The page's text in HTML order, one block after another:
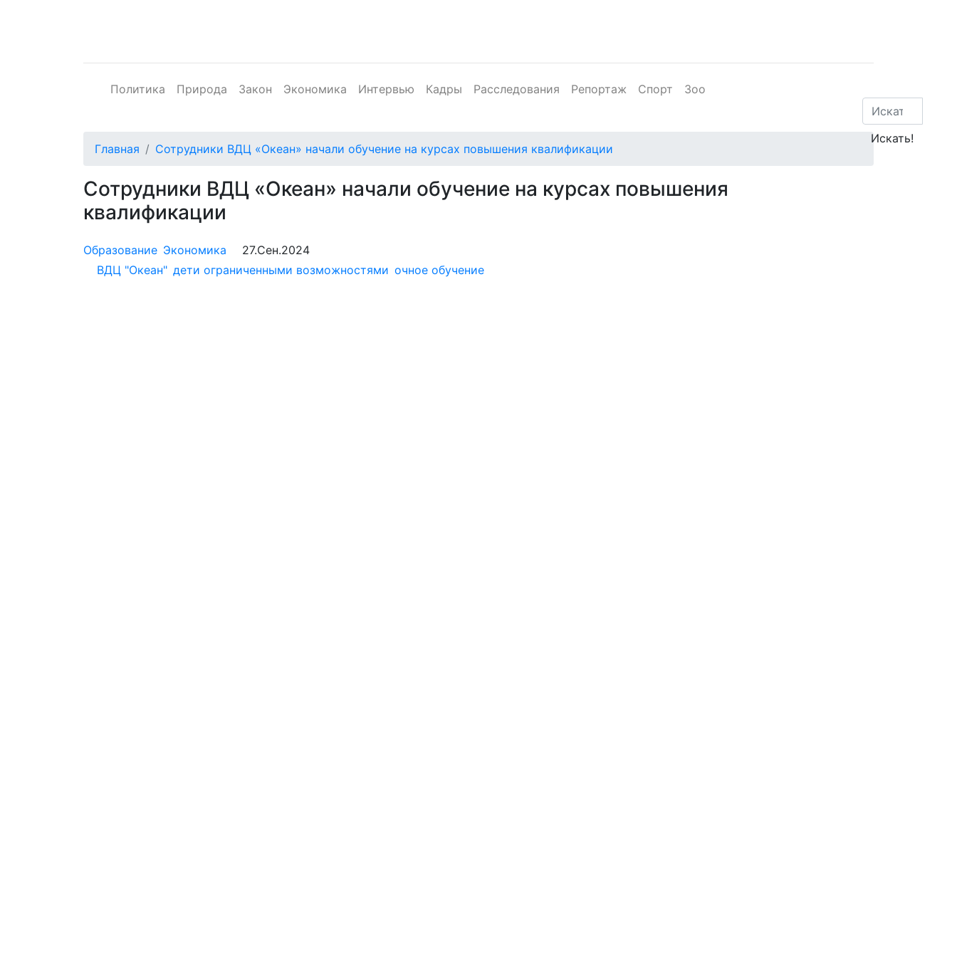
Политика Природа Закон Экономика Интервью Кадры Расследования Репортаж Спорт Зоо
Главная Сотрудники ВДЦ «Океан» начали обучение на курсах повышения квалификации
Сотрудники ВДЦ «Океан» начали обучение на курсах повышения
квалификации
Образование Экономика
27.Сен.2024
ВДЦ "Океан" дети ограниченными возможностями очное обучение